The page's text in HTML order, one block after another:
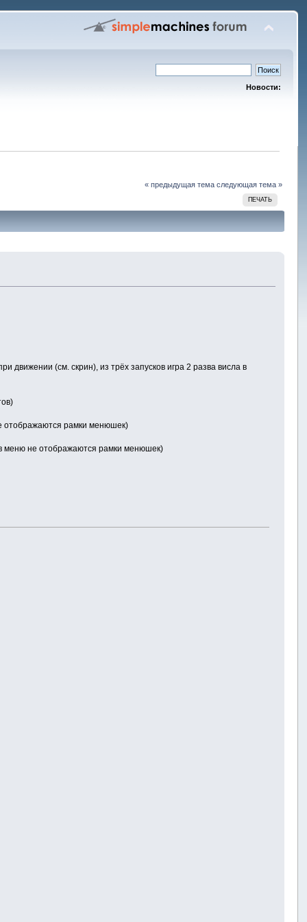
Новости:
« предыдущая тема следующая тема »
ПЕЧАТЬ
движении (см. скрин), из трёх запусков игра 2 разва висла в
отображаются рамки менюшек)
меню не отображаются рамки менюшек)